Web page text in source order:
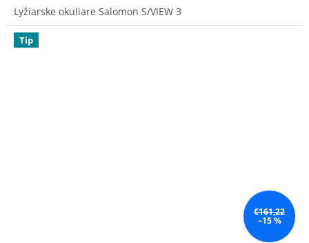
Lyžiarske okuliare Salomon S/VIEW 3
Tip
€161,22
–15 %